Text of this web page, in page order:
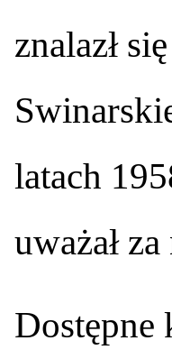
znalazł
latach
uważał